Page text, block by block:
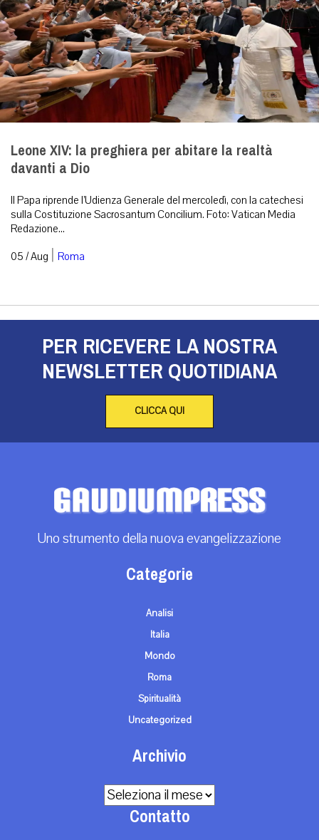
Leone XIV: la preghiera per abitare la realtà
davanti a Dio
Il Papa riprende l’Udienza Generale del mercoledì, con la catechesi
sulla Costituzione Sacrosantum Concilium. Foto: Vatican Media
Redazione...
05 / Aug | Roma
PER RICEVERE LA NOSTRA
NEWSLETTER QUOTIDIANA
CLICCA QUI
Uno strumento della nuova evangelizzazione
Categorie
Analisi
Italia
Mondo
Roma
Spiritualità
Uncategorized
Archivio
Archivio
Contatto